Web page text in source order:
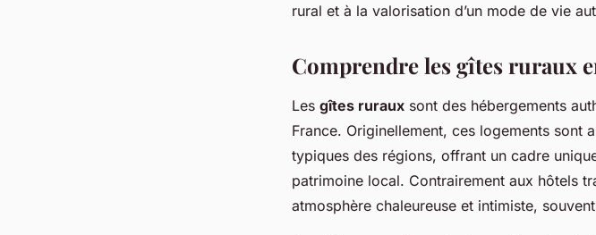
rural et à la valorisation d’un mode de vie
Comprendre les gîtes ruraux
Les gîtes ruraux sont des hébergements
France. Originellement, ces logements sont
typiques des régions, offrant un cadre
patrimoine local. Contrairement aux hôtels
atmosphère chaleureuse et intimiste,